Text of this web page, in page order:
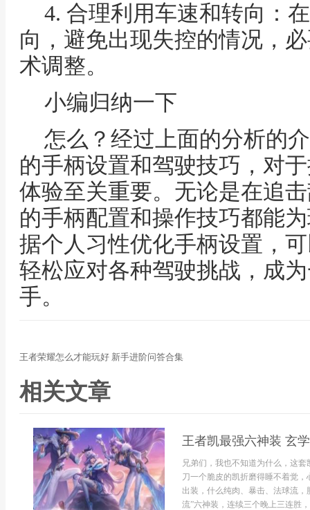
4. 合理利用车速和转向：
向，避免出现失控的情况，
术调整。
小编归纳一下
怎么？经过上面的分析的
的手柄设置和驾驶技巧，对
体验至关重要。无论是在追
的手柄配置和操作技巧都能
据个人习性优化手柄设置，
轻松应对各种驾驶挑战，成
手。
王者荣耀怎么才能玩好 新手进阶问答合集
相关文章
王者凯最强六神装 玄
兄弟们，我也不知道为什么，这
刀一个脆皮的凯折磨得睡不着觉
出装，什么纯肉、暴击、法球流
流”六神装，连续三个晚上三连胜